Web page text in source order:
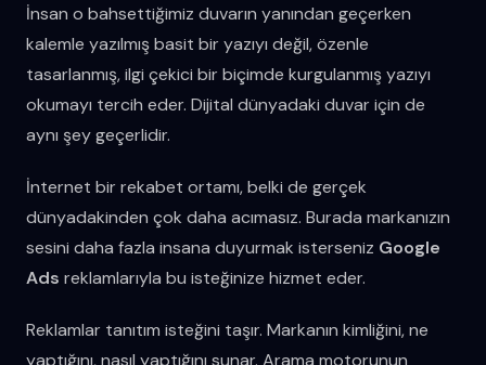
İnsan o bahsettiğimiz duvarın yanından geçerken
kalemle yazılmış basit bir yazıyı değil, özenle
tasarlanmış, ilgi çekici bir biçimde kurgulanmış yazıyı
okumayı tercih eder. Dijital dünyadaki duvar için de
aynı şey geçerlidir.
İnternet bir rekabet ortamı, belki de gerçek
dünyadakinden çok daha acımasız. Burada markanızın
sesini daha fazla insana duyurmak isterseniz Google
Ads reklamlarıyla bu isteğinize hizmet eder.
Reklamlar tanıtım isteğini taşır. Markanın kimliğini, ne
yaptığını, nasıl yaptığını sunar. Arama motorunun